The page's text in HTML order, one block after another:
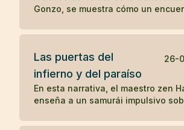
Gonzo, se muestra cómo un
colérico barquero, ilustrando el
positivo en otros.
Las puertas del
infierno y del paraíso
26-
En esta narrativa, el maestro zen
enseña a un samurái impulsivo
cómo nuestras reacciones y